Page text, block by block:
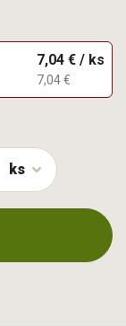
7,04 € / ks
7,04 €
ks